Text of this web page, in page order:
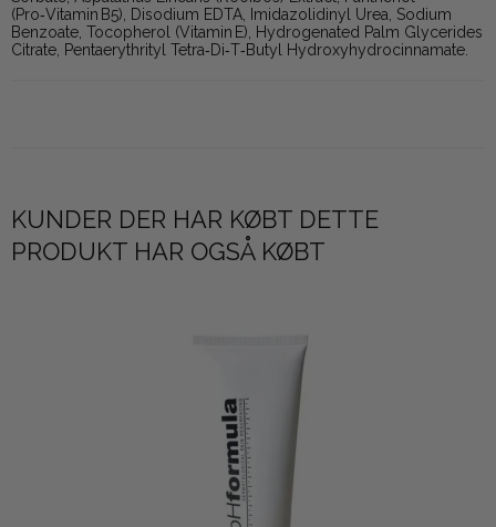
(Pro‑Vitamin B5), Disodium EDTA, Imidazolidinyl Urea, Sodium
Benzoate, Tocopherol (Vitamin E), Hydrogenated Palm Glycerides
Citrate, Pentaerythrityl Tetra‑Di‑T‑Butyl Hydroxyhydrocinnamate.
KUNDER DER HAR KØBT DETTE
PRODUKT HAR OGSÅ KØBT